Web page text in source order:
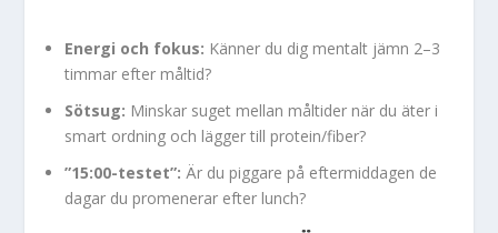
Energi och fokus: Känner du dig mentalt jämn 2–3
timmar efter måltid?
Sötsug: Minskar suget mellan måltider när du äter i
smart ordning och lägger till protein/fiber?
”15:00-testet”: Är du piggare på eftermiddagen de
dagar du promenerar efter lunch?